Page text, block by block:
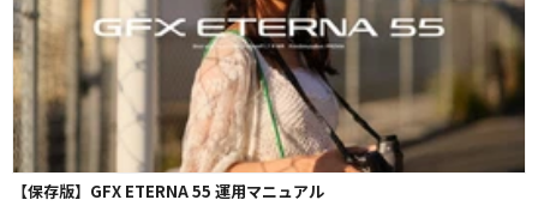
【保存版】GFX ETERNA 55 運用マニュアル